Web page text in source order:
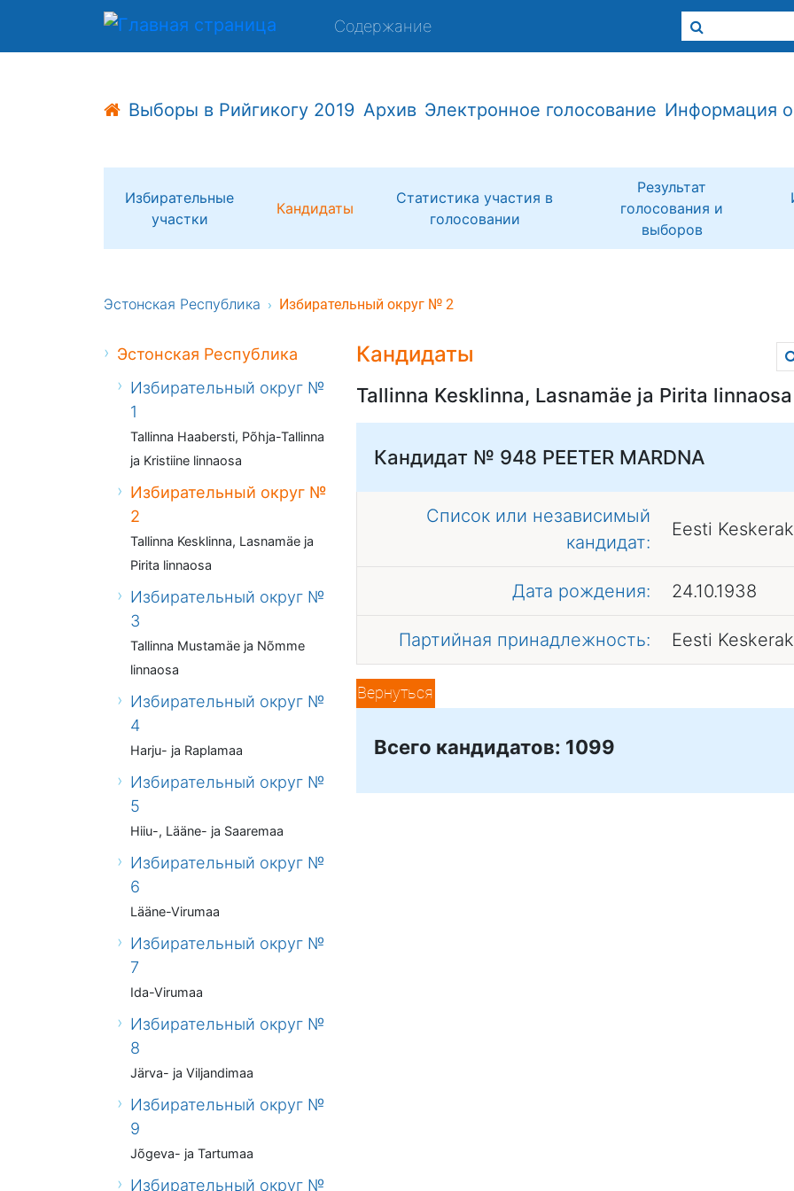
Содержание
Выборы в Рийгикогу 2019 Архив Электронное голосование Информация
Избирательные
участки
Кандидаты
Статистика участия в
голосовании
Результат
голосования и
выборов
Эстонская Республика Избирательный округ № 2
Эстонская Республика
Избирательный округ №
1
Tallinna Haabersti, Põhja-Tallinna
ja Kristiine linnaosa
Избирательный округ №
2
Tallinna Kesklinna, Lasnamäe ja
Pirita linnaosa
Избирательный округ №
3
Tallinna Mustamäe ja Nõmme
linnaosa
Избирательный округ №
4
Harju- ja Raplamaa
Избирательный округ №
5
Hiiu-, Lääne- ja Saaremaa
Избирательный округ №
6
Lääne-Virumaa
Избирательный округ №
7
Ida-Virumaa
Избирательный округ №
8
Järva- ja Viljandimaa
Избирательный округ №
9
Jõgeva- ja Tartumaa
Избирательный округ №
Кандидаты
Tallinna Kesklinna, Lasnamäe ja Pirita linnaosa
Кандидат № 948 PEETER MARDNA
Список или независимый
кандидат:
Eesti
Дата рождения: 24.10.1938
Партийная принадлежность: Eesti
Вернуться
Всего кандидатов: 1099